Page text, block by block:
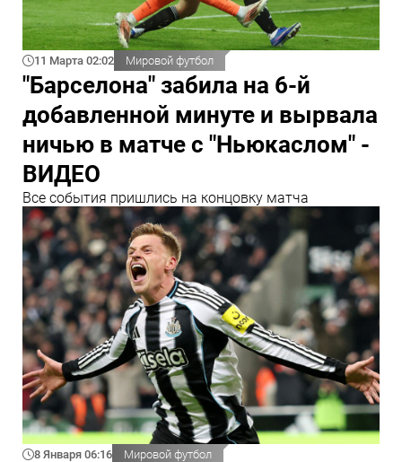
11 Марта 02:02 Мировой футбол
"Барселона" забила на 6-й
добавленной минуте и вырвала
ничью в матче с "Ньюкаслом" -
ВИДЕО
Все события пришлись на концовку матча
8 Января 06:16 Мировой футбол